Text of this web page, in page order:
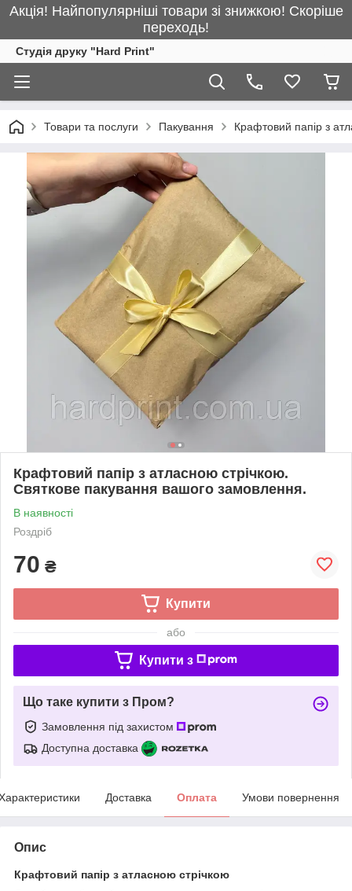
Акція! Найпопулярніші товари зі знижкою! Скоріше
переходь!
Студія друку "Hard Print"
Товари та послуги Пакування Крафтовий папір з
Крафтовий папір з атласною стрічкою.
Святкове пакування вашого замовлення.
В наявності
Роздріб
70 ₴
Купити
або
Купити з
Що таке купити з Пром?
Замовлення під захистом
Доступна доставка
Доставка Оплата Умови повернення
Опис
Крафтовий папір з атласною стрічкою